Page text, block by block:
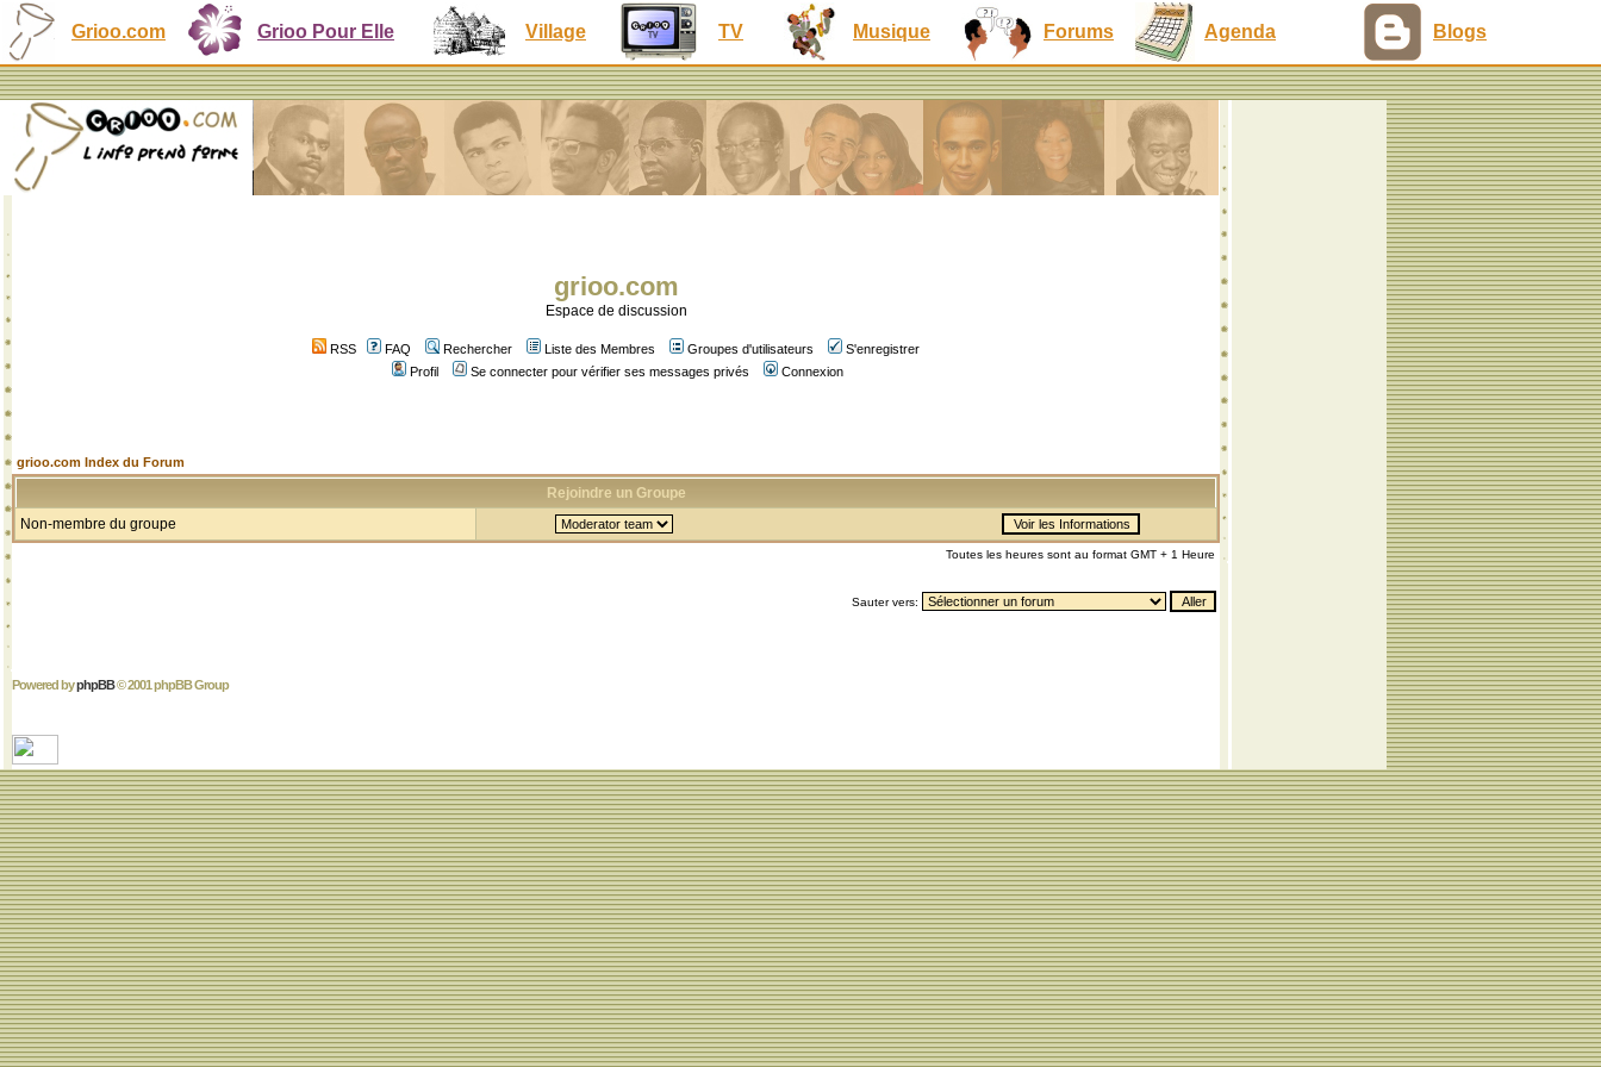
Grioo.com Grioo Pour Elle Village TV Musique Forums Agenda Blogs
grioo.com
Espace de discussion
RSS FAQ Rechercher Liste des Membres Groupes d'utilisateurs
S'enregistrer
Profil
Se connecter pour vérifier ses messages privés Connexion
grioo.com Index du Forum
Rejoindre un Groupe
Non-membre du groupe
Toutes les heures sont au format GMT + 1 Heure
Sauter vers:
Powered byphpBB© 2001 phpBB Group